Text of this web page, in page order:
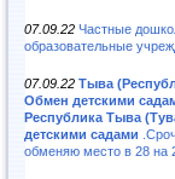
07.09.22 Частные
образовательные
07.09.22 Тыва
Обмен детскими
Республика Тыва
детскими садами
обменяю место в 28 на